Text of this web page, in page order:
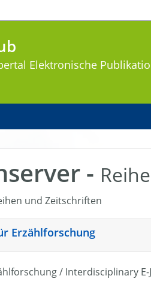
Elektronische
-
und Zeitschriften
Erzählforschung
/ Interdisciplinary